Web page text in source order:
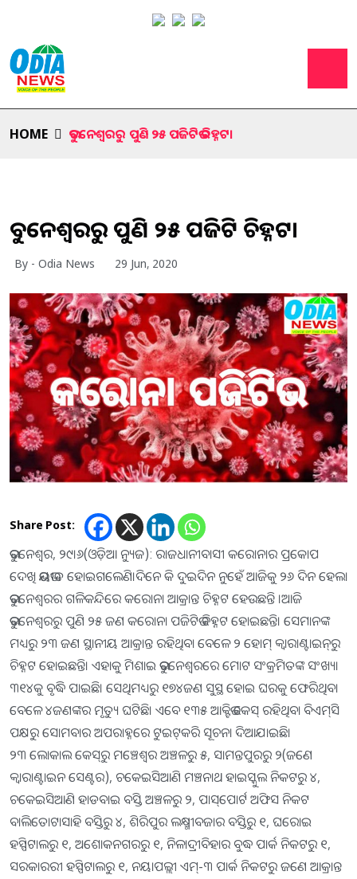
HOME ଭୁବନେଶ୍ୱରରୁ ପୁଣି ୨୫ ପଜିଟିଭ ଚିହ୍ନଟ।
ଭୁବନେଶ୍ୱରରୁ ପୁଣି ୨୫ ପଜିଟିଭ ଚିହ୍ନଟ।
By - Odia News 29 Jun, 2020
Share Post:
ଭୁବନେଶ୍ୱର, ୨୯।୬(ଓଡ଼ିଆ ନ୍ୟୁଜ): ରାଜଧାନୀବାସୀ କରୋନାର ପ୍ରକୋପ
ଦେଖି ଭୟଭୀତ ହୋଇଗଲେଣି।ଦିନେ କି ଦୁଇଦିନ ନୁହେଁ ଆଜିକୁ ୨୬ ଦିନ ହେଲା
ଭୁବନେଶ୍ୱରର ଗଳିକନ୍ଦିରେ କରୋନା ଆକ୍ରାନ୍ତ ଚିହ୍ନଟ ହେଉଛନ୍ତି ।ଆଜି
ଭୁବନେଶ୍ୱରରୁ ପୁଣି ୨୫ ଜଣ କରୋନା ପଜିଟିଭ ଚିହ୍ନଟ ହୋଇଛନ୍ତି। ସେମାନଙ୍କ
ମଧ୍ୟରୁ ୨୩ ଜଣ ସ୍ଥାନୀୟ ଆକ୍ରାନ୍ତ ରହିଥିବା ବେଳେ ୨ ହୋମ୍‌ କ୍ୱାରାଣ୍ଟାଇନ୍‌ରୁ
ଚିହ୍ନଟ ହୋଇଛନ୍ତି। ଏହାକୁ ମିଶାଇ ଭୁବନେଶ୍ୱରରେ ମୋଟ ସଂକ୍ରମିତଙ୍କ ସଂଖ୍ୟା
୩୧୪କୁ ବୃଦ୍ଧି ପାଇଛି। ସେଥିମଧ୍ୟରୁ ୧୭୪ଜଣ ସୁସ୍ଥ ହୋଇ ଘରକୁ ଫେରିଥିବା
ବେଳେ ୪ଜଣଙ୍କର ମୃତ୍ୟୁ ଘଟିଛି। ଏବେ ୧୩୫ ଆକ୍ଟିଭ କେସ୍‌ ରହିଥିବା ବିଏମ୍‌ସି
ପକ୍ଷରୁ ସୋମବାର ଅପରାହ୍ନରେ ଟୁଇଟ୍‌କରି ସୂଚନା ଦିଆଯାଇଛି।
୨୩ ଲୋକାଲ କେସ୍‌ରୁ ମଞ୍ଚେଶ୍ୱର ଅଞ୍ଚଳରୁ ୫, ସାମନ୍ତପୁରରୁ ୨(ଜଣେ
କ୍ୱାରାଣ୍ଟାଇନ ସେଣ୍ଟର), ଚକେଇସିଆଣି ମଞ୍ଚନାଥ ହାଇସ୍କୁଲ ନିକଟରୁ ୪,
ଚକେଇସିଆଣି ହାଡବାଇ ବସ୍ତି ଅଞ୍ଚଳରୁ ୨, ପାସ୍‌ପୋର୍ଟ ଅଫିସ ନିକଟ
ବାଲିତୋଟାସାହି ବସ୍ତିରୁ ୪, ଶିରିପୁର ଲକ୍ଷ୍ମୀବଜାର ବସ୍ତିରୁ ୧, ଘରୋଇ
ହସ୍ପିଟାଲରୁ ୧, ଅଶୋକନଗରରୁ ୧, ନିଳାଦ୍ରୀବିହାର ବୁଦ୍ଧ ପାର୍କ ନିକଟରୁ ୧,
ସରକାରରୀ ହସ୍ପିଟାଲରୁ ୧, ନୟାପଲ୍ଲୀ ଏମ୍‌-୩ ପାର୍କ ନିକଟରୁ ଜଣେ ଆକ୍ରାନ୍ତ